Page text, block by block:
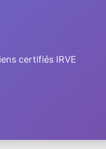
certifiés IRVE